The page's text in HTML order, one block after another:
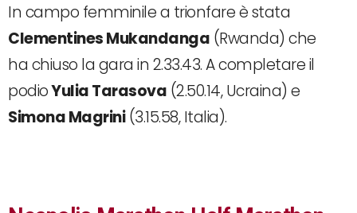
In campo femminile a trionfare è stata
Clementines Mukandanga (Rwanda) che
ha chiuso la gara in 2.33.43. A completare il
podioYulia Tarasova (2.50.14, Ucraina) e
Simona Magrini(3.15.58, Italia).